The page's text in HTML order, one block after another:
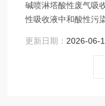
碱喷淋塔酸性废气吸
性吸收液中和酸性污
更新日期： 2026-06-